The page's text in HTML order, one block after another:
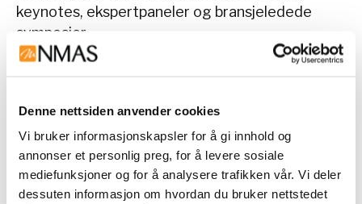
Denne nettsiden anvender cookies
Vi bruker informasjonskapsler for å gi innhold og
annonser et personlig preg, for å levere sosiale
mediefunksjoner og for å analysere trafikken vår. Vi deler
dessuten informasjon om hvordan du bruker nettstedet
keynotes, ekspertpaneler og bransjeledede
symposier.
Mer informasjon finner du her.